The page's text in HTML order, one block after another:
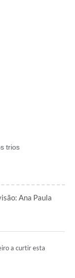
trios
Ana Paula
a curtir esta